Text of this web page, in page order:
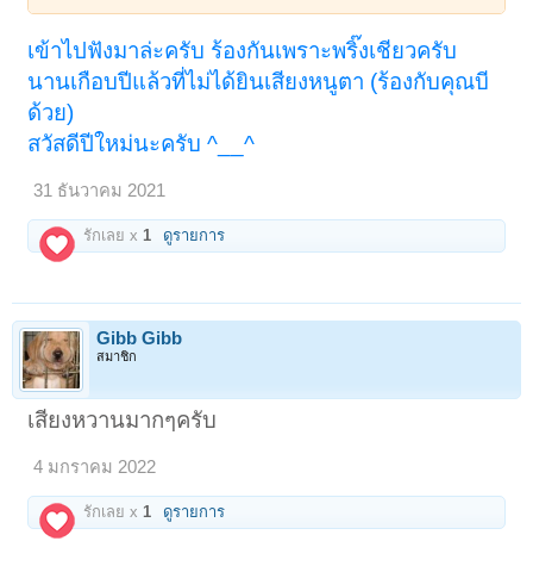
เข้าไปฟังมาล่ะครับ ร้องกันเพราะพริ๊งเชียวครับ
นานเกือบปีแล้วที่ไม่ได้ยินเสียงหนูตา (ร้องกับคุณบี
ด้วย)
สวัสดีปีใหม่นะครับ ^__^
31 ธันวาคม 2021
รักเลย x1 ดูรายการ
Gibb Gibb
สมาชิก
เสียงหวานมากๆครับ
4 มกราคม 2022
รักเลย x 1 ดูรายการ